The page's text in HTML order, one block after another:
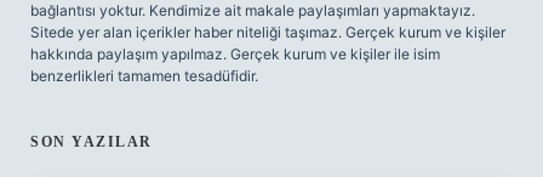
bağlantısı yoktur. Kendimize ait makale paylaşımları yapmaktayız.
Sitede yer alan içerikler haber niteliği taşımaz. Gerçek kurum ve kişiler
hakkında paylaşım yapılmaz. Gerçek kurum ve kişiler ile isim
benzerlikleri tamamen tesadüfidir.
SON YAZILAR